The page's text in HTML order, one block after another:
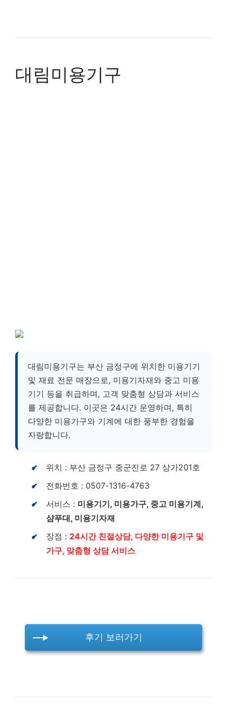
대림미용기구
대림미용기구는 부산 금정구에 위치한 미용기기
및 재료 전문 매장으로, 미용기자재와 중고 미용
기기 등을 취급하며, 고객 맞춤형 상담과 서비스
를 제공합니다. 이곳은 24시간 운영하며, 특히
다양한 미용가구와 기계에 대한 풍부한 경험을
자랑합니다.
위치 : 부산 금정구 중군진로 27 상가201호
전화번호 : 0507-1316-4763
서비스 : 미용기기, 미용가구, 중고 미용기계,
샴푸대, 미용기자재
장점 : 24시간 친절상담, 다양한 미용기구 및
가구, 맞춤형 상담 서비스
후기 보러가기